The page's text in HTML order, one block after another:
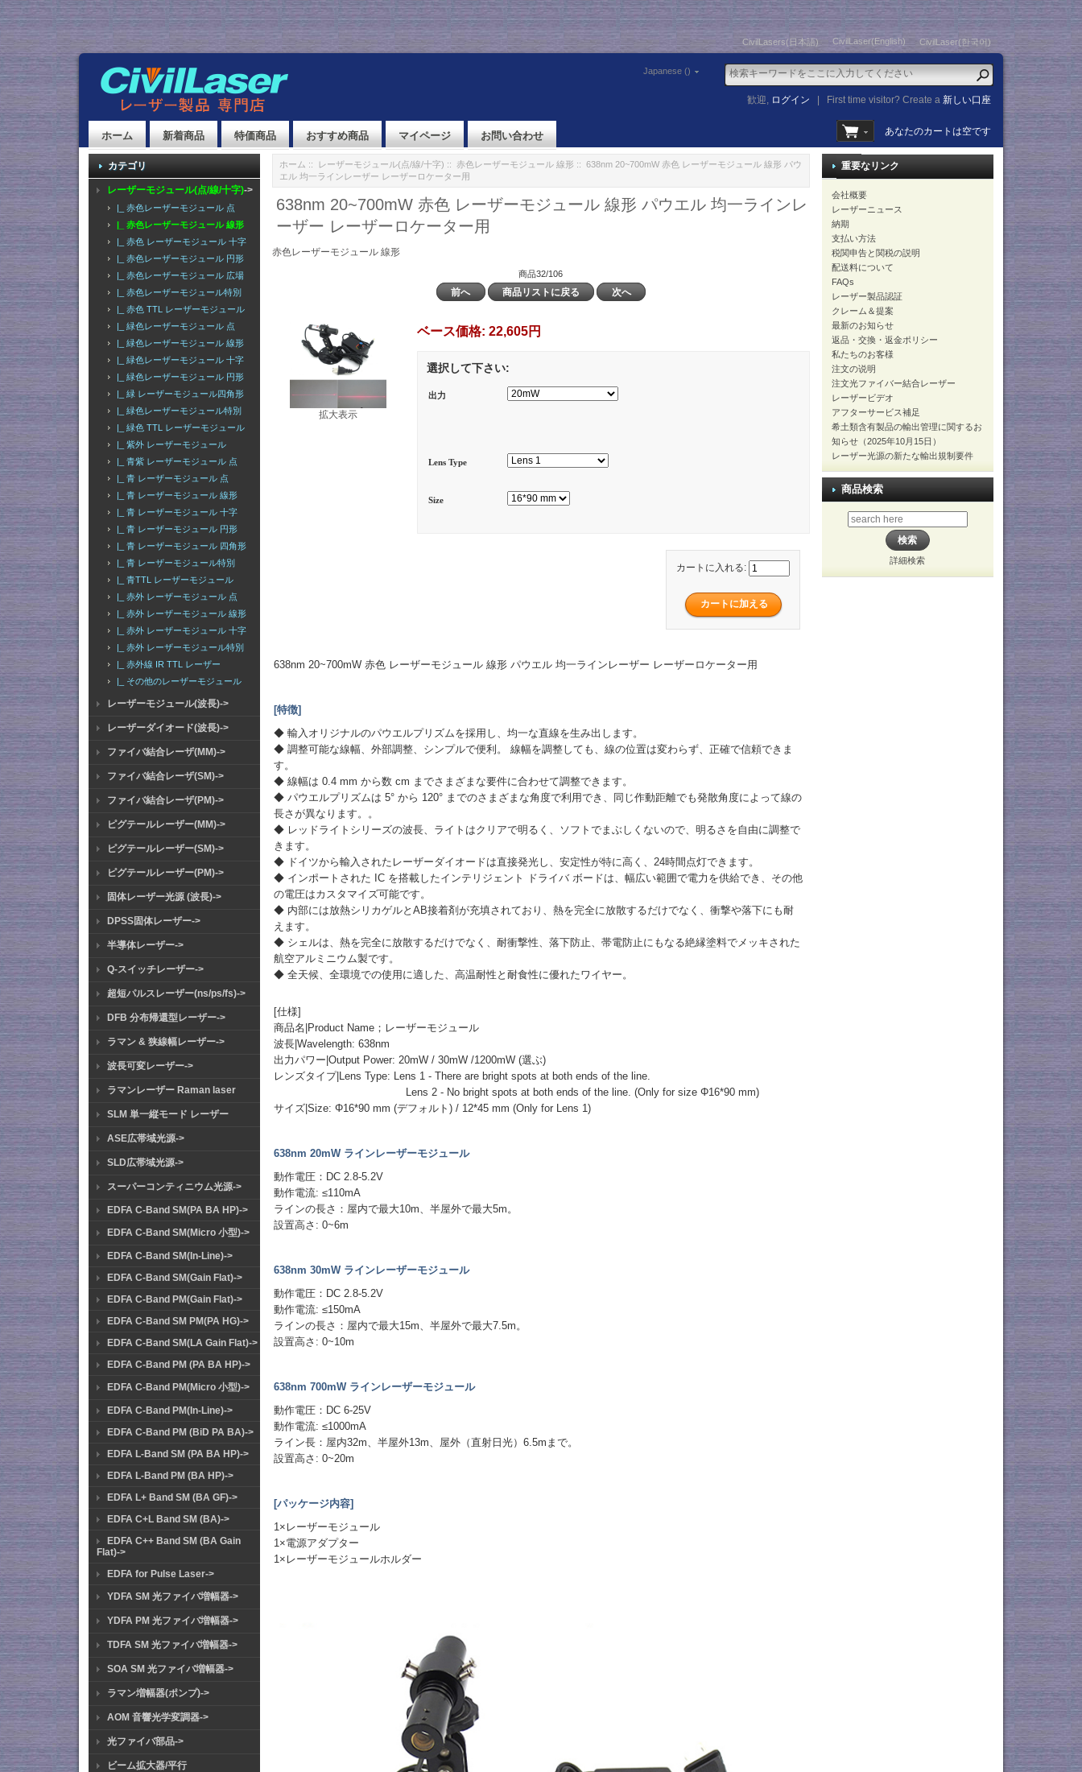
CivilLasers(日本語) CivilLaser(English) CivilLaser(한국어)
Japanese ()
歓迎, ログイン First time visitor? Create a新しい口座
ホーム 新着商品 特価商品 おすすめ商品 マイページ お問い合わせ あなたのカートは空です
カテゴリ
レーザーモジュール(点/線/十字)->
|_ 赤色レーザーモジュール 点
|_ 赤色レーザーモジュール 線形
|_ 赤色 レーザーモジュール 十字
|_ 赤色レーザーモジュール 円形
|_ 赤色レーザーモジュール 広場
|_ 赤色レーザーモジュール特別
|_ 赤色 TTL レーザーモジュール
|_ 緑色レーザーモジュール 点
|_ 緑色レーザーモジュール 線形
|_ 緑色レーザーモジュール 十字
|_ 緑色レーザーモジュール 円形
|_ 緑 レーザーモジュール四角形
|_ 緑色レーザーモジュール特別
|_ 緑色 TTL レーザーモジュール
|_ 紫外 レーザーモジュール
|_ 青紫 レーザーモジュール 点
|_ 青 レーザーモジュール 点
|_ 青 レーザーモジュール 線形
|_ 青 レーザーモジュール 十字
|_ 青 レーザーモジュール 円形
|_ 青 レーザーモジュール 四角形
|_ 青 レーザーモジュール特別
|_ 青TTL レーザーモジュール
|_ 赤外 レーザーモジュール 点
|_ 赤外 レーザーモジュール 線形
|_ 赤外 レーザーモジュール 十字
|_ 赤外 レーザーモジュール特別
|_ 赤外線 IR TTL レーザー
|_ その他のレーザーモジュール
レーザーモジュール(波長)->
レーザーダイオード(波長)->
ファイバ結合レーザ(MM)->
ファイバ結合レーザ(SM)->
ファイバ結合レーザ(PM)->
ピグテールレーザー(MM)->
ピグテールレーザー(SM)->
ピグテールレーザー(PM)->
固体レーザー光源 (波長)->
DPSS固体レーザー->
半導体レーザー->
Q-スイッチレーザー->
超短パルスレーザー(ns/ps/fs)->
DFB 分布帰還型レーザー->
ラマン & 狭線幅レーザー->
波長可変レーザー->
ラマンレーザー Raman laser
SLM 単一縦モード レーザー
ASE広帯域光源->
SLD広帯域光源->
スーパーコンティニウム光源->
EDFA C-Band SM(PA BA HP)->
EDFA C-Band SM(Micro 小型)->
EDFA C-Band SM(In-Line)->
EDFA C-Band SM(Gain Flat)->
EDFA C-Band PM(Gain Flat)->
EDFA C-Band SM PM(PA HG)->
EDFA C-Band SM(LA Gain Flat)->
EDFA C-Band PM (PA BA HP)->
EDFA C-Band PM(Micro 小型)->
EDFA C-Band PM(In-Line)->
EDFA C-Band PM (BiD PA BA)->
EDFA L-Band SM (PA BA HP)->
EDFA L-Band PM (BA HP)->
EDFA L+ Band SM (BA GF)->
EDFA C+L Band SM (BA)->
EDFA C++ Band SM (BA Gain
Flat)->
EDFA for Pulse Laser->
YDFA SM 光ファイバ増幅器->
YDFA PM 光ファイバ増幅器->
TDFA SM 光ファイバ増幅器->
SOA SM 光ファイバ増幅器->
ラマン増幅器(ポンプ)->
AOM 音響光学変調器->
光ファイバ部品->
ビーム拡大器/平行
ホーム :: レーザーモジュール(点/線/十字) :: 赤色レーザーモジュール 線形 :: 638nm 20~700mW 赤色 レーザーモジュール 線形 パウ
エル 均一ラインレーザー レーザーロケーター用
638nm 20~700mW 赤色 レーザーモジュール 線形 パウエル 均一ラインレ
ーザー レーザーロケーター用
赤色レーザーモジュール 線形
商品32/106
前へ 商品リストに戻る 次へ
拡大表示
ベース価格: 22,605円
選択して下さい:
出力
Lens Type
Size
カートに入れる:
638nm 20~700mW 赤色 レーザーモジュール 線形 パウエル 均一ラインレーザー レーザーロケーター用
[特徴]
◆ 輸入オリジナルのパウエルプリズムを採用し、均一な直線を生み出します。
◆ 調整可能な線幅、外部調整、シンプルで便利。 線幅を調整しても、線の位置は変わらず、正確で信頼できま
す。
◆ 線幅は 0.4 mm から数 cm までさまざまな要件に合わせて調整できます。
◆ パウエルプリズムは 5° から 120° までのさまざまな角度で利用でき、同じ作動距離でも発散角度によって線の
長さが異なります。。
◆ レッドライトシリーズの波長、ライトはクリアで明るく、ソフトでまぶしくないので、明るさを自由に調整で
きます。
◆ ドイツから輸入されたレーザーダイオードは直接発光し、安定性が特に高く、24時間点灯できます。
◆ インポートされた IC を搭載したインテリジェント ドライバ ボードは、幅広い範囲で電力を供給でき、その他
の電圧はカスタマイズ可能です。
◆ 内部には放熱シリカゲルとAB接着剤が充填されており、熱を完全に放散するだけでなく、衝撃や落下にも耐
えます。
◆ シェルは、熱を完全に放散するだけでなく、耐衝撃性、落下防止、帯電防止にもなる絶縁塗料でメッキされた
航空アルミニウム製です。
◆ 全天候、全環境での使用に適した、高温耐性と耐食性に優れたワイヤー。
[仕様]
商品名|Product Name；レーザーモジュール
波長|Wavelength: 638nm
出力パワー|Output Power: 20mW / 30mW /1200mW (選ぶ)
レンズタイプ|Lens Type: Lens 1 - There are bright spots at both ends of the line.
Lens 2 - No bright spots at both ends of the line. (Only for size Φ16*90 mm)
サイズ|Size: Φ16*90 mm (デフォルト) / 12*45 mm (Only for Lens 1)
638nm 20mW ラインレーザーモジュール
動作電圧：DC 2.8-5.2V
動作電流: ≤110mA
ラインの長さ：屋内で最大10m、半屋外で最大5m。
設置高さ: 0~6m
638nm 30mW ラインレーザーモジュール
動作電圧：DC 2.8-5.2V
動作電流: ≤150mA
ラインの長さ：屋内で最大15m、半屋外で最大7.5m。
設置高さ: 0~10m
638nm 700mW ラインレーザーモジュール
動作電圧：DC 6-25V
動作電流: ≤1000mA
ライン長：屋内32m、半屋外13m、屋外（直射日光）6.5mまで。
設置高さ: 0~20m
[パッケージ内容]
1×レーザーモジュール
1×電源アダプター
1×レーザーモジュールホルダー
重要なリンク
会社概要
レーザーニュース
納期
支払い方法
税関申告と関税の説明
配送料について
FAQs
レーザー製品認証
クレーム＆提案
最新のお知らせ
返品・交換・返金ポリシー
私たちのお客様
注文の说明
注文光ファイバー結合レーザー
レーザービデオ
アフターサービス補足
希土類含有製品の輸出管理に関するお
知らせ（2025年10月15日）
レーザー光源の新たな輸出規制要件
商品検索
詳細検索